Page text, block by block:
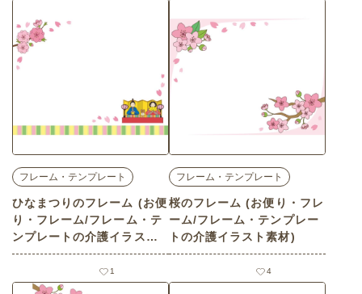
フレーム・テンプレート
ひなまつりのフレーム (お便
り・フレーム/フレーム・テ
ンプレートの介護イラスト
素材)
1
フレーム・テンプレート
桜のフレーム (お便り・フレ
ーム/フレーム・テンプレー
トの介護イラスト素材)
4